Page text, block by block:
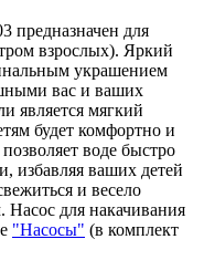
предназначен для
взрослых). Яркий
украшением
вас и ваших
является мягкий
будет комфортно и
воде быстро
избавляя ваших детей
и весело
для накачивания
"Насосы" (в комплект